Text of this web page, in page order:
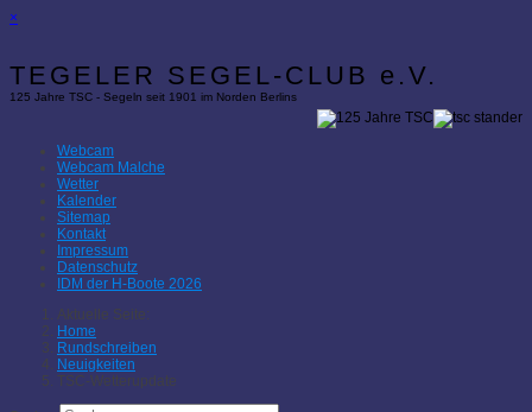
×
TEGELER SEGEL-CLUB e.V.
125 Jahre TSC - Segeln seit 1901 im Norden Berlins
Webcam
Webcam Malche
Wetter
Kalender
Sitemap
Kontakt
Impressum
Datenschutz
IDM der H-Boote 2026
Aktuelle Seite:
Home
Rundschreiben
Neuigkeiten
TSC-Wetterupdate